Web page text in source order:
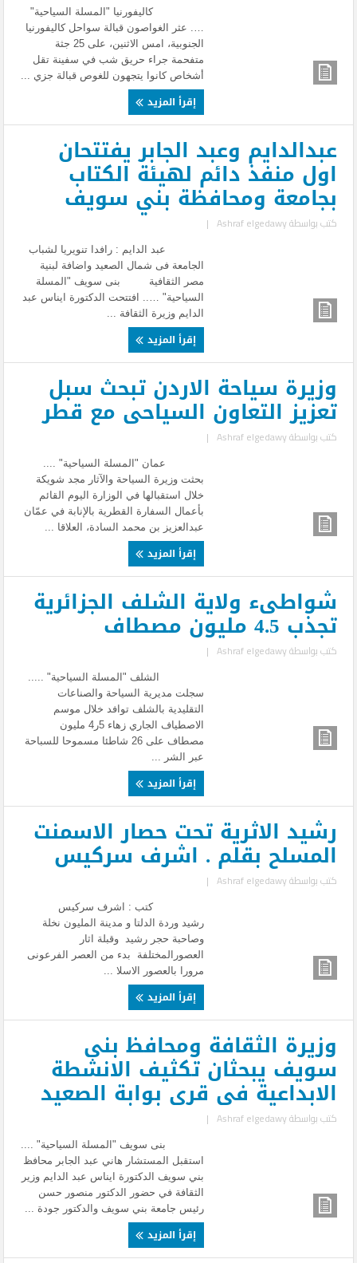
كاليفورنيا "المسلة السياحية"
…. عثر الغواصون قبالة سواحل كاليفورنيا
الجنوبية، امس الاثنين، على 25 جثة
متفحمة جراء حريق شب في سفينة تقل
أشخاص كانوا يتجهون للغوص قبالة جزي ...
إقرأ المزيد
عبدالدايم وعبد الجابر يفتتحان
اول منفذ دائم لهيئة الكتاب
بجامعة ومحافظة بني سويف
كتب بواسطةAshraf elgedawy
|
عبد الدايم : رافدا تنويريا لشباب
الجامعة فى شمال الصعيد واضافة لبنية
مصر الثقافية بنى سويف "المسلة
السياحية" ….. افتتحت الدكتورة ايناس عبد
الدايم وزيرة الثقافة ...
إقرأ المزيد
وزيرة سياحة الاردن تبحث سبل
تعزيز التعاون السياحى مع قطر
كتب بواسطةAshraf elgedawy
|
عمان "المسلة السياحية" ....
بحثت وزيرة السياحة والآثار مجد شويكة
خلال استقبالها في الوزارة اليوم القائم
بأعمال السفارة القطرية بالإنابة في عمّان
عبدالعزيز بن محمد السادة، العلاقا ...
إقرأ المزيد
شواطىء ولاية الشلف الجزائرية
تجذب 4.5 مليون مصطاف
كتب بواسطةAshraf elgedawy
|
الشلف "المسلة السياحية" .....
سجلت مديرية السياحة والصناعات
التقليدية بالشلف توافد خلال موسم
الاصطياف الجاري زهاء 5ر4 مليون
مصطاف على 26 شاطئا مسموحا للسباحة
عبر الشر ...
إقرأ المزيد
رشيد الاثرية تحت حصار الاسمنت
المسلح بقلم . اشرف سركيس
كتب بواسطةAshraf elgedawy
|
كتب : اشرف سركيس
رشيد وردة الدلتا و مدينة المليون نخلة
وصاحبة حجر رشيد وقبلة اثار
العصورالمختلفة بدء من العصر الفرعونى
مرورا بالعصور الاسلا ...
إقرأ المزيد
وزيرة الثقافة ومحافظ بنى
سويف يبحثان تكثيف الانشطة
الابداعية فى قرى بوابة الصعيد
كتب بواسطةAshraf elgedawy
|
بنى سويف "المسلة السياحية" ....
استقبل المستشار هاني عبد الجابر محافظ
بني سويف الدكتورة ايناس عبد الدايم وزير
الثقافة في حضور الدكتور منصور حسن
رئيس جامعة بني سويف والدكتور جودة ...
إقرأ المزيد